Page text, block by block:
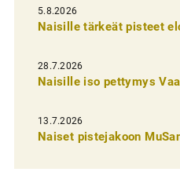
i
e
n
s
e
l
5.8.2026
Naisille tärkeät pisteet
28.7.2026
Naisille iso pettymys
13.7.2026
Naiset pistejakoon